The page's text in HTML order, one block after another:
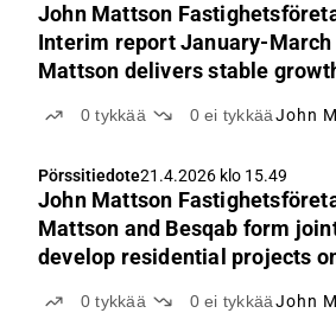
John Mattson
Interim report January-March
Mattson delivers stable
0tykkää 0ei tykkääJohn
Pörssitiedote21.4.2026 klo 15.49
John Mattson
Mattson and Besqab form
develop residential projects
0tykkää 0ei tykkääJohn